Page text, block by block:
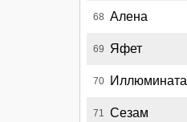
68 Алена
69 Яфет
70 Иллюмината
71 Сезам